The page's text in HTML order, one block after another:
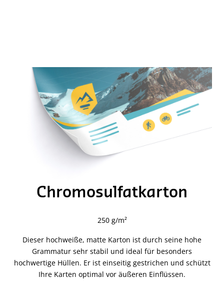
Chromosulfatkarton
250 g/m²
Dieser hochweiße, matte Karton ist durch seine hohe
Grammatur sehr stabil und ideal für besonders
hochwertige Hüllen. Er ist einseitig gestrichen und schützt
Ihre Karten optimal vor äußeren Einflüssen.